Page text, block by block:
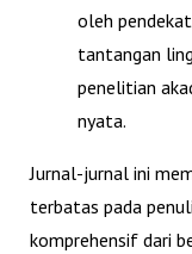
oleh
tantangan
penelitian
nyata.
Jurnal-jurnal ini
terbatas pada
komprehensif dari